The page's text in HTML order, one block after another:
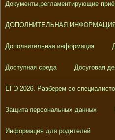
Документы,регламентирующие
ДОПОЛНИТЕЛЬНАЯ
Дополнительная информация
Доступная среда Досуговая
ЕГЭ-2026. Разберем со
Защита персональных данных
Информация для родителей